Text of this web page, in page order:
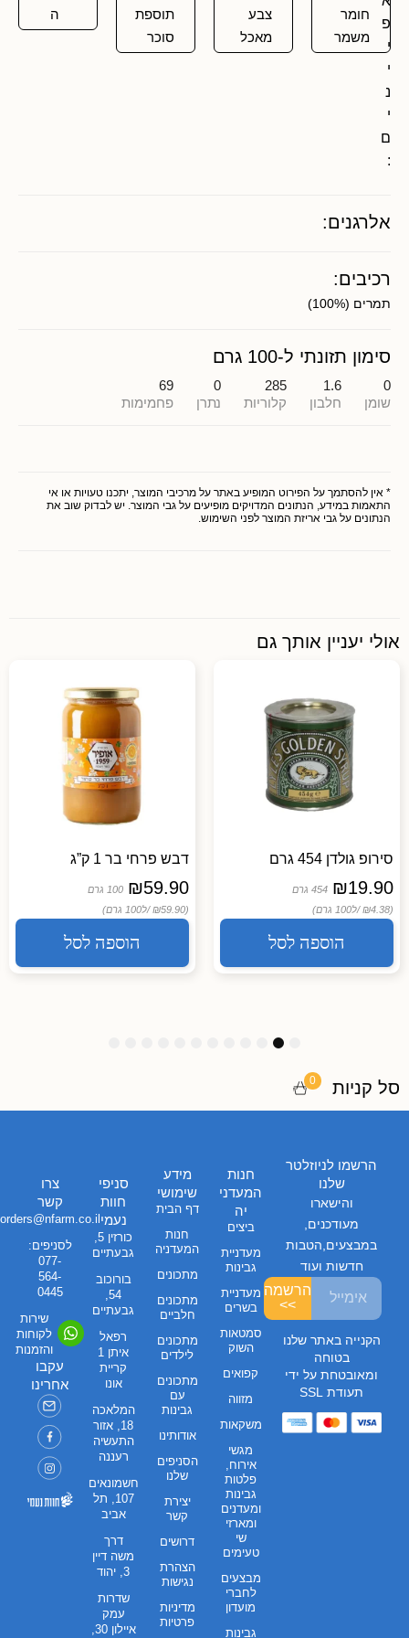
פ
י
י
נ
י
ם
:
חומר
משמר
צבע
מאכל
תוספת
סוכר
ה
אלרגנים:
רכיבים:
תמרים (100%)
סימון תזונתי ל-100 גרם
0
שומן
1.6
חלבון
285
קלוריות
0
נתרן
69
פחמימות
* אין להסתמך על הפירוט המופיע באתר על מרכיבי המוצר, יתכנו טעויות או אי
התאמות במידע, הנתונים המדויקים מופיעים על גבי המוצר. יש לבדוק שוב את
הנתונים על גבי אריזת המוצר לפני השימוש.
אולי יעניין אותך גם
סירופ גולדן 454 גרם
₪19.90
454 גרם
(₪4.38 /
ל100 גרם)
הוספה לסל
דבש פרחי בר 1 ק”ג
₪59.90
100 גרם
(₪59.90 /
ל100 גרם)
הוספה לסל
סל קניות 0
חנות
המעדני
יה
ביצים
מעדניית
גבינות
מעדניית
בשרים
סמטאות
השוק
קפואים
מזווה
משקאות
מגשי
אירוח,
פלטות
גבינות
ומעדנים
ומארזי
שי
טעימים
מבצעים
לחברי
מועדון
גבינות
מידע
שימושי
דף הבית
חנות
המעדניה
מתכונים
מתכונים
חלביים
מתכונים
לילדים
מתכונים
עם
גבינות
אודותינו
הסניפים
שלנו
יצירת
קשר
דרושים
הצהרת
נגישות
מדיניות
פרטיות
סניפי
חוות
נעמי
כורזין 5,
גבעתיים
בורוכוב
54,
גבעתיים
רפאל
איתן 1
קריית
אונו
המלאכה
18, אזור
התעשיה
רעננה
חשמונאים
107, תל
אביב
דרך
משה דיין
3, יהוד
שדרות
עמק
צרו
קשר
orders@nfarm.co.il
לסניפים:
077-
564-
0445
שירות
לקוחות
והזמנות
עקבו
אחרינו
הרשמו לניוזלטר
שלנו
והישארו
מעודכנים,
במבצעים,הטבות
חדשות ועוד
הרשמה
>>
הקנייה באתר שלנו
בטוחה
ומאובטחת על ידי
תעודת SSL